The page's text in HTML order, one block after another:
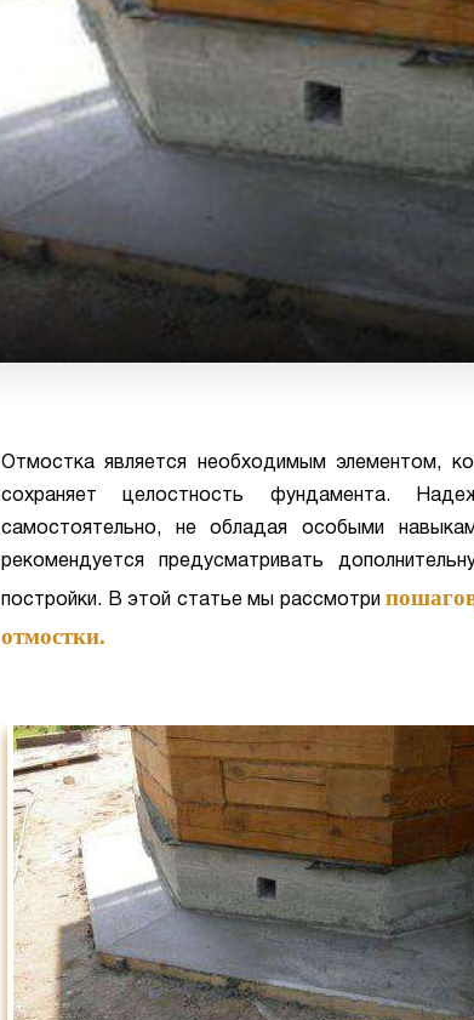
Отмостка является необходимым элементом,
сохраняет целостность фундамента.
самостоятельно, не обладая особыми
рекомендуется предусматривать
постройки. В этой статье мы рассмотри
отмостки.